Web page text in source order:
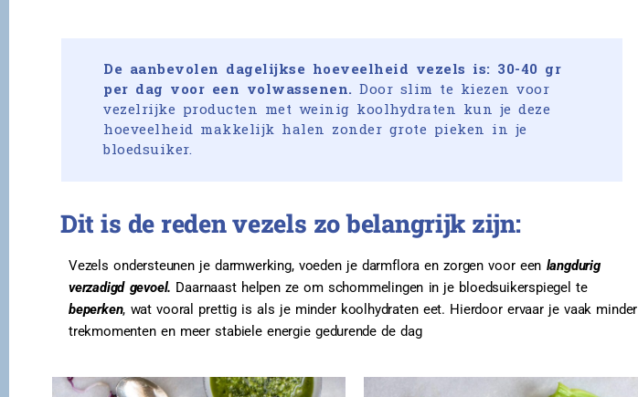
De aanbevolen dagelijkse hoeveelheid vezels is: 30-40 gr
per dag voor een volwassenen. Door slim te kiezen voor
vezelrijke producten met weinig koolhydraten kun je deze
hoeveelheid makkelijk halen zonder grote pieken in je
bloedsuiker.
Dit is de reden vezels zo belangrijk zijn:
Vezels ondersteunen je darmwerking, voeden je darmflora en zorgen voor een langdurig
verzadigdgevoel. Daarnaast helpen ze om schommelingen in je bloedsuikerspiegel te
beperken, wat vooral prettig is als je minder koolhydraten eet. Hierdoor ervaar je vaak minder
trekmomenten en meer stabiele energie gedurende de dag